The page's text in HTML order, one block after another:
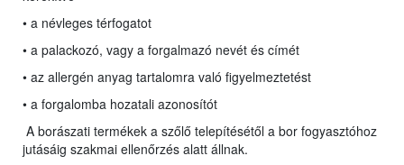
• a névleges térfogatot
• a palackozó, vagy a forgalmazó nevét és címét
• az allergén anyag tartalomra való figyelmeztetést
• a forgalomba hozatali azonosítót
A borászati termékek a szőlő telepítésétől a bor fogyasztóhoz
jutásáig szakmai ellenőrzés alatt állnak.